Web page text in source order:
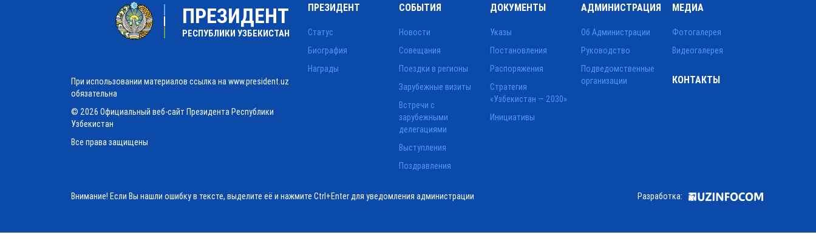
ПРЕЗИДЕНТ
РЕСПУБЛИКИ УЗБЕКИСТАН
При использовании материалов ссылка на www.president.uz
обязательна
© 2026 Официальный веб-сайт Президента Республики
Узбекистан
Все права защищены
ПРЕЗИДЕНТ
Статус
Биография
Награды
СОБЫТИЯ
Новости
Совещания
Поездки в регионы
Зарубежные визиты
Встречи с
зарубежными
делегациями
Выступления
Поздравления
ДОКУМЕНТЫ
Указы
Постановления
Распоряжения
Стратегия
«Узбекистан — 2030»
Инициативы
АДМИНИСТРАЦИЯ
Об Администрации
Руководство
Подведомственные
организации
МЕДИА
Фотогалерея
Видеогалерея
КОНТАКТЫ
Внимание! Если Вы нашли ошибку в тексте, выделите её и нажмите Ctrl+Enter для уведомления администрации Разработка: